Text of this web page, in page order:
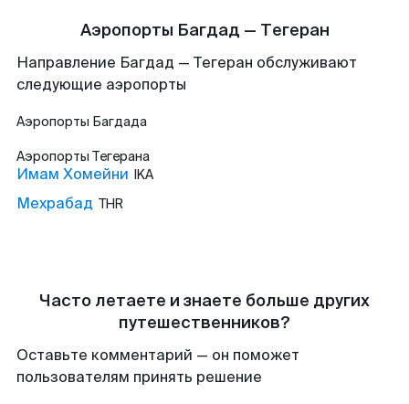
Аэропорты Багдад — Тегеран
Направление Багдад — Тегеран обслуживают
следующие аэропорты
Аэропорты Багдада
Аэропорты Тегерана
Имам Хомейни IKA
Мехрабад THR
Часто летаете и знаете больше других
путешественников?
Оставьте комментарий — он поможет
пользователям принять решение